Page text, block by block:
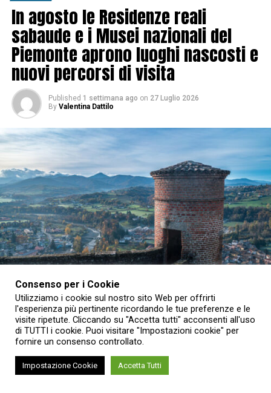
In agosto le Residenze reali
sabaude e i Musei nazionali del
Piemonte aprono luoghi nascosti e
nuovi percorsi di visita
Published 1 settimana ago on 27 Luglio 2026
By Valentina Dattilo
Quello di agosto sarà il mese per scoprire i luoghi meno
conosciuti e il patrimonio delle Residenze sabaude e dei
Musei nazionali del Piemonte attraverso un programma di
visite straordinarie, mostre, concerti e spettacoli.
Consenso per i Cookie
Utilizziamo i cookie sul nostro sito Web per offrirti
l'esperienza più pertinente ricordando le tue preferenze e le
visite ripetute. Cliccando su "Accetta tutti" acconsenti all'uso
di TUTTI i cookie. Puoi visitare "Impostazioni cookie" per
fornire un consenso controllato.
Impostazione Cookie Accetta Tutti